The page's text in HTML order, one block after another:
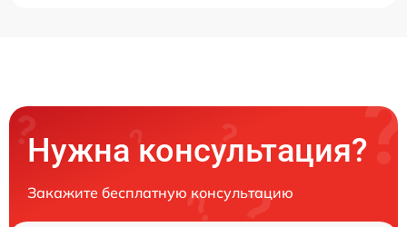
Нужна консультация?
Закажите бесплатную консультацию